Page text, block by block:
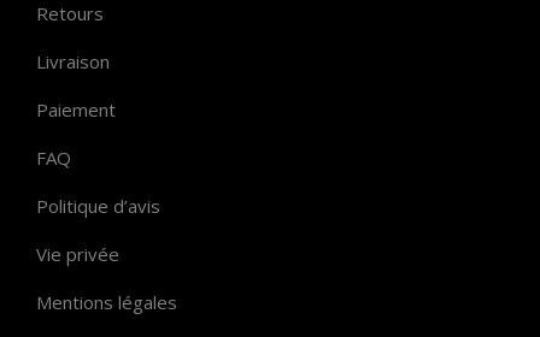
Retours
Livraison
Paiement
FAQ
Politique d’avis
Vie privée
Mentions légales